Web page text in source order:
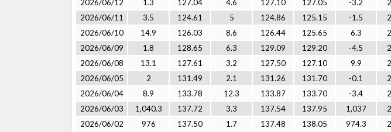
2026/06/12
1.3 127.04 4.6 127.10 127.05 -3.2
2026/06/11
3.5 124.61 5 124.86 125.15 -1.5
2026/06/10
14.9 126.03 8.6 126.44 125.65 6.3
2026/06/09
1.8 128.65 6.3 129.09 129.20 -4.5
2026/06/08
13.1 127.61 3.2 127.50 127.10 9.9
2026/06/05
2 131.49 2.1 131.26 131.70 -0.1
2026/06/04
8.9 133.78 12.3 133.87 133.70 -3.4
2026/06/03
1,040.3 137.72 3.3 137.54 137.95 1,037
2026/06/02
976 137.50 1.7 137.48 138.05 974.3